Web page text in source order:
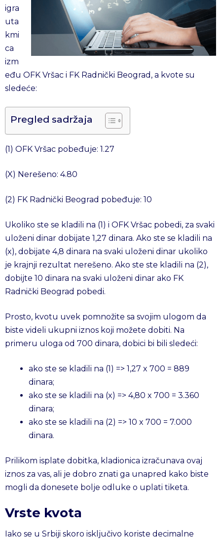
igra
uta
kmi
ca
izm
eđu OFK Vršac i FK Radnički Beograd, a kvote su
sledeće:
Pregled sadržaja
(1) OFK Vršac pobeđuje: 1.27
(X) Nerešeno: 4.80
(2) FK Radnički Beograd pobeđuje: 10
Ukoliko ste se kladili na (1) i OFK Vršac pobedi, za svaki
uloženi dinar dobijate 1,27 dinara. Ako ste se kladili na
(x), dobijate 4,8 dinara na svaki uloženi dinar ukoliko
je krajnji rezultat nerešeno. Ako ste ste kladili na (2),
dobijte 10 dinara na svaki uloženi dinar ako FK
Radnički Beograd pobedi.
Prosto, kvotu uvek pomnožite sa svojim ulogom da
biste videli ukupni iznos koji možete dobiti. Na
primeru uloga od 700 dinara, dobici bi bili sledeći:
ako ste se kladili na (1) => 1,27 x 700 = 889
dinara;
ako ste se kladili na (x) => 4,80 x 700 = 3.360
dinara;
ako ste se kladili na (2) => 10 x 700 = 7.000
dinara.
Prilikom isplate dobitka, kladionica izračunava ovaj
iznos za vas, ali je dobro znati ga unapred kako biste
mogli da donesete bolje odluke o uplati tiketa.
Vrste kvota
Iako se u Srbiji skoro isključivo koriste decimalne